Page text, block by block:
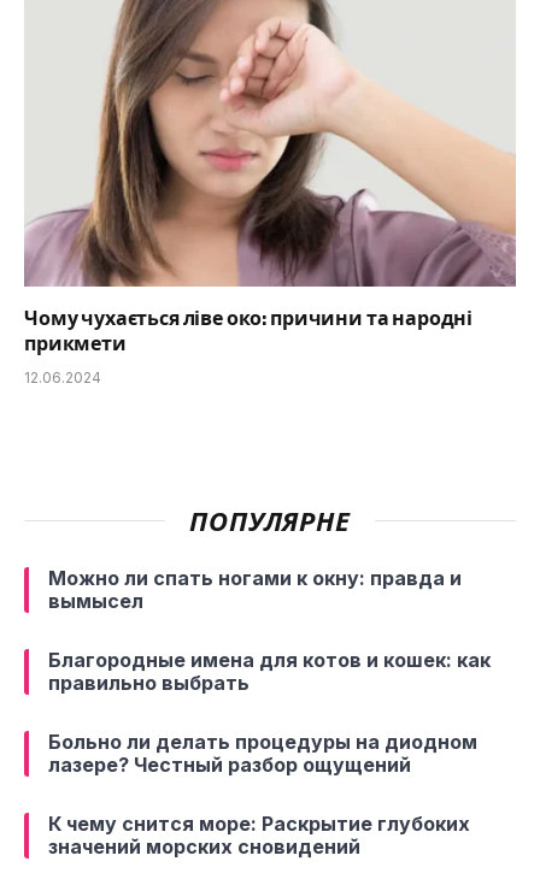
Чому чухається ліве око: причини та народні
прикмети
12.06.2024
ПОПУЛЯРНЕ
Можно ли спать ногами к окну: правда и
вымысел
Благородные имена для котов и кошек: как
правильно выбрать
Больно ли делать процедуры на диодном
лазере? Честный разбор ощущений
К чему снится море: Раскрытие глубоких
значений морских сновидений